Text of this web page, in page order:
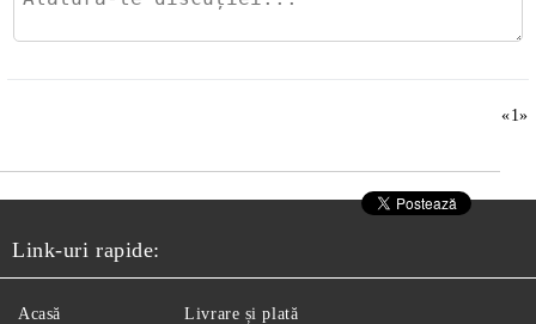
«1»
Link-uri rapide:
Acasă Livrare și plată